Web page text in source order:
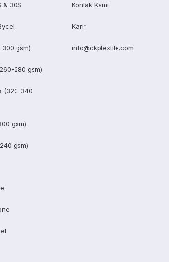
& 30S
300 gsm)
280 gsm)
(320-340
gsm)
gsm)
Kontak Kami
Karir
info@ckptextile.com